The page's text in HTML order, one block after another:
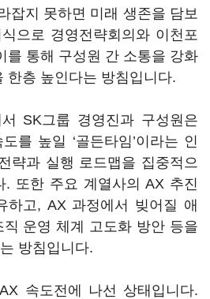
잡지 못하면 미래 생존을 담보
으로 경영전략회의와 이천포
를 통해 구성원 간 소통을 강화
한층 높인다는 방침입니다.
SK그룹 경영진과 구성원은
를 높일 ‘골든타임’이라는 인
략과 실행 로드맵을 집중적으
. 또한 주요 계열사의AX 추진
하고, AX 과정에서 빚어질 애
직 운영 체계 고도화 방안 등을
방침입니다.
AX 속도전에 나선 상태입니다.